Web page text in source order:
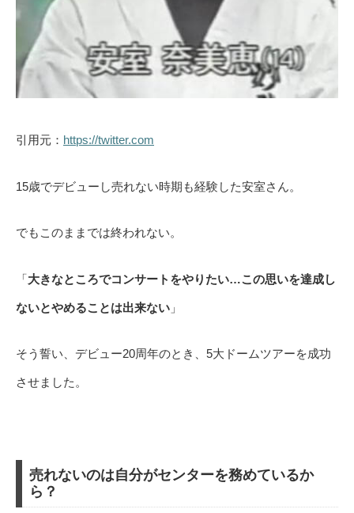
引用元： https://twitter.com
15歳でデビューし売れない時期も経験した安室さん。
でもこのままでは終われない。
「大きなところでコンサートをやりたい…この思いを達成し
ないとやめることは出来ない 」
そう誓い、デビュー20周年のとき、5大ドームツアーを成功
させました。
売れないのは自分がセンターを務めているか
ら？